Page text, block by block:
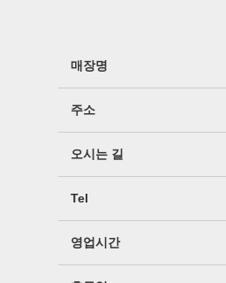
매장명
주소
오시는 길
Tel
영업시간